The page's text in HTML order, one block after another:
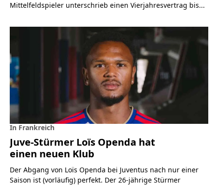
Mittelfeldspieler unterschrieb einen Vierjahresvertrag bis...
In Frankreich
Juve-Stürmer Loïs Openda hat
einen neuen Klub
Der Abgang von Loïs Openda bei Juventus nach nur einer
Saison ist (vorläufig) perfekt. Der 26-jährige Stürmer